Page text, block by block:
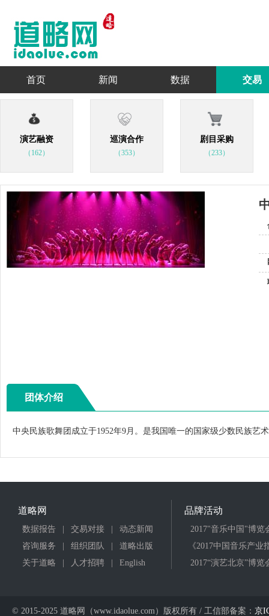
首页 新闻 数据 交易
演艺融资
（162）
巡演合作
（353）
剧目采购
（233）
团体介绍
中央民族歌舞团成立于1952年9月。是我国唯一的国家级少数民族
道略网
数据报告 交易对接
动态新闻
咨询服务
组织团队
道略出版
关于道略
人才招聘 English
品牌活动
2017"音乐中国"博览
《2017中国音乐产业
2017“演艺北京”博览
© 2015-2025 道略网（www.idaolue.com）版权所有 / 工信部备案： 京